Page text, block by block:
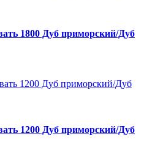
1800 Дуб приморский/Дуб
1200 Дуб приморский/Дуб